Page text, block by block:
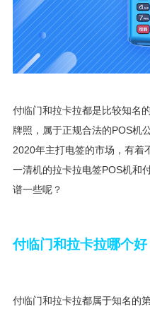
付临门和拉卡拉都是比较知名
牌照，属于正规合法的POS机
2020年主打电签的市场，有着
一清机的拉卡拉电签POS机和
谱一些呢？
付临门和拉卡拉哪个好
付临门和拉卡拉都属于知名的